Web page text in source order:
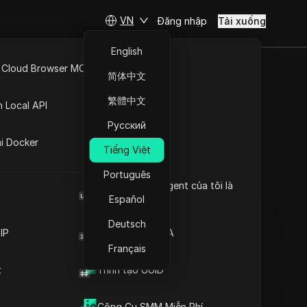
Browser User Agent của tôi là
Trình tạo mã 2FA
Trình tạo UUID
Browser MCP
Local API
Docker
VN
English
简体中文
繁體中文
Русский
Tiếng Việt
Português
Español
Deutsch
Français
Đăng nhập Tải xuống
nhất
tử
Đặt câu hỏi
Mở trong ChatGPT
Đặt câu hỏi về trang này
Đặt câu hỏi về trang này
phát hiện lại quan trọng